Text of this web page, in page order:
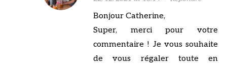
Bonjour Catherine,
Super, merci pour votre
commentaire ! Je vous souhaite
de vous régaler toute en